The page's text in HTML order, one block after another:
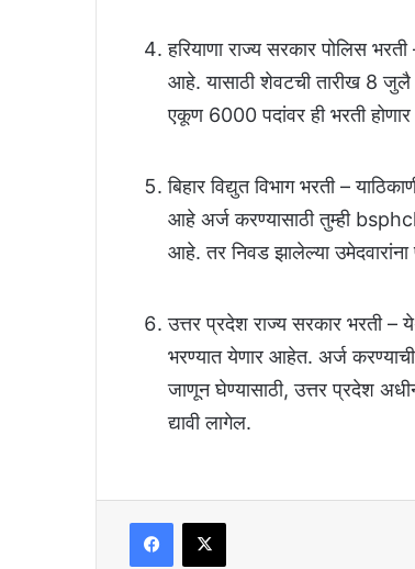
हरियाणा राज्य सरकार पोलिस
आहे. यासाठी शेवटची तारीख 8 जुलै
एकूण 6000 पदांवर ही भरती
बिहार विद्युत विभाग भरती –
आहे अर्ज करण्यासाठी तुम्ही
आहे. तर निवड झालेल्या उमेदवारांना
उत्तर प्रदेश राज्य सरकार भरती
भरण्यात येणार आहेत. अर्ज
जाणून घेण्यासाठी, उत्तर प्रदेश
द्यावी लागेल.
Facebook
X